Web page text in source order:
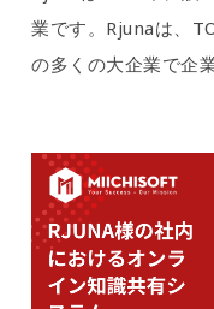
業です。Rjunaは、
の多くの大企業で企